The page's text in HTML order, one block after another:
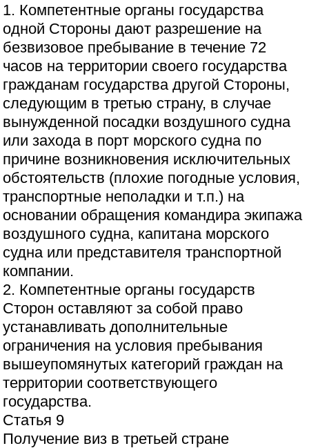
1. Компетентные органы государства
одной Стороны дают разрешение на
безвизовое пребывание в течение 72
часов на территории своего государства
гражданам государства другой Стороны,
следующим в третью страну, в случае
вынужденной посадки воздушного судна
или захода в порт морского судна по
причине возникновения исключительных
обстоятельств (плохие погодные условия,
транспортные неполадки и т.п.) на
основании обращения командира экипажа
воздушного судна, капитана морского
судна или представителя транспортной
компании.
2. Компетентные органы государств
Сторон оставляют за собой право
устанавливать дополнительные
ограничения на условия пребывания
вышеупомянутых категорий граждан на
территории соответствующего
государства.
Статья 9
Получение виз в третьей стране